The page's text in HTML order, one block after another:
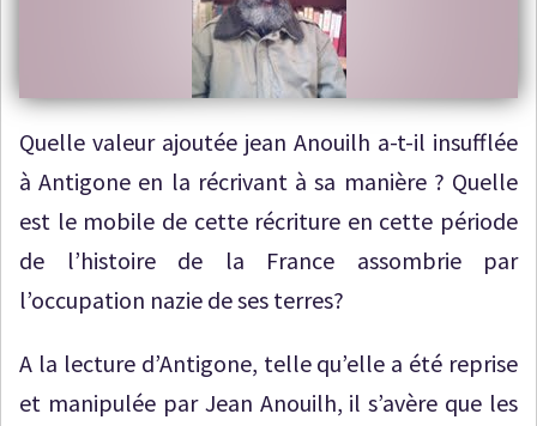
Quelle valeur ajoutée jean Anouilh a-t-il insufflée
à Antigone en la récrivant à sa manière ? Quelle
est le mobile de cette récriture en cette période
de l’histoire de la France assombrie par
l’occupation nazie de ses terres?
A la lecture d’Antigone, telle qu’elle a été reprise
et manipulée par Jean Anouilh, il s’avère que les